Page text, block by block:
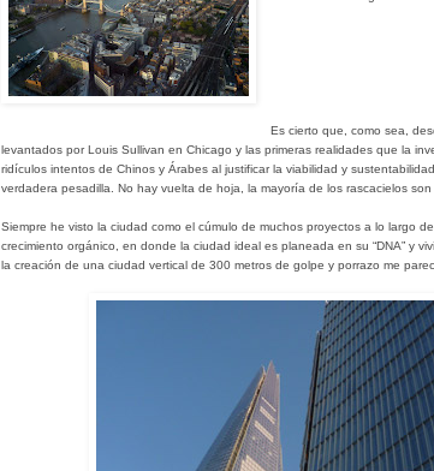
Es cierto que, como sea,
levantados por Louis Sullivan en Chicago y las primeras realidades que la
ridículos intentos de Chinos y Árabes al justificar la viabilidad y
verdadera pesadilla. No hay vuelta de hoja, la mayoría de los rascacielos
Siempre he visto la ciudad como el cúmulo de muchos proyectos a lo largo
crecimiento orgánico, en donde la ciudad ideal es planeada en su “DNA” y
la creación de una ciudad vertical de 300 metros de golpe y porrazo me